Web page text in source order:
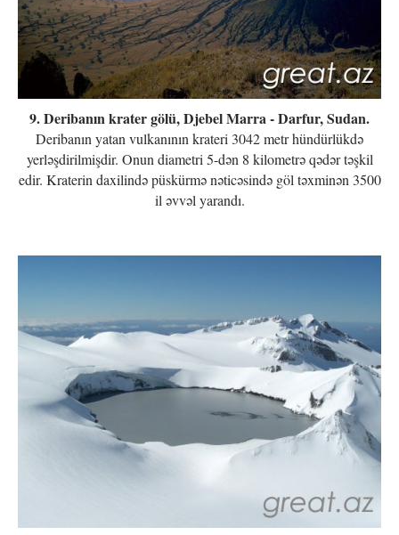
9. Deribanın krater gölü, Djebel Marra - Darfur, Sudan.
Deribanın yatan vulkanının krateri 3042 metr hündürlükdə
yerləşdirilmişdir. Onun diametri 5-dən 8 kilometrə qədər təşkil
edir. Kraterin daxilində püskürmə nəticəsində göl təxminən 3500
il əvvəl yarandı.